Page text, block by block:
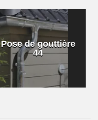
Pose de gouttière
44